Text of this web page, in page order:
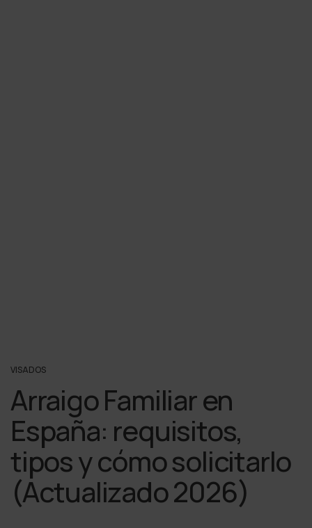
VISADOS
Arraigo Familiar en
España: requisitos,
tipos y cómo solicitarlo
(Actualizado 2026)